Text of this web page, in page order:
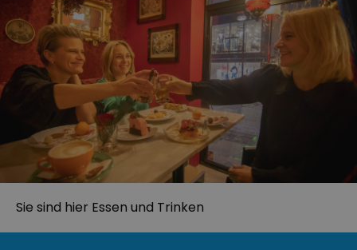
Sie sind hier Essen und Trinken